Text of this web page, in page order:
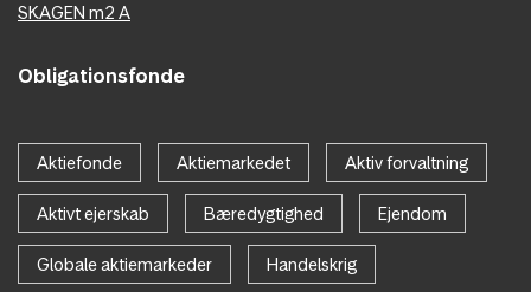
SKAGEN m2 A
Obligationsfonde
Aktiefonde Aktiemarkedet Aktiv forvaltning
Aktivt ejerskab Bæredygtighed Ejendom
Globale aktiemarkeder Handelskrig